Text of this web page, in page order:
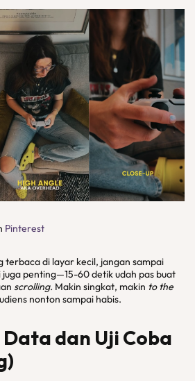
Pinterest
terbaca di layar kecil, jangan sampai
juga penting—15-60 detik udah pas buat
scrolling. Makin singkat, makin to the
nonton sampai habis.
dan Uji Coba